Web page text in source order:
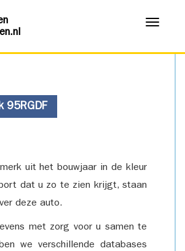
Menu
95RGDF
uit het bouwjaar in de kleur
dat u zo te zien krijgt, staan
deze auto.
met zorg voor u samen te
we verschillende databases